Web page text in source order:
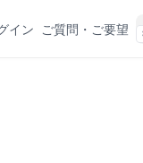
イン (opens in a new
ご質問・ご要望